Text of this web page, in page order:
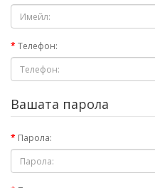
Телефон:
Вашата парола
Парола: